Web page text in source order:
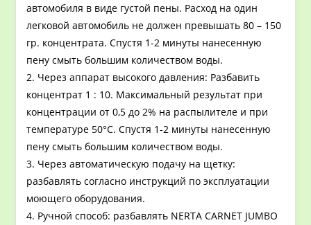
автомобиля в виде густой пены. Расход на один
легковой автомобиль не должен превышать 80 – 150
гр. концентрата. Спустя 1-2 минуты нанесенную
пену смыть большим количеством воды.
2. Через аппарат высокого давления: Разбавить
концентрат 1 : 10. Максимальный результат при
концентрации от 0,5 до 2% на распылителе и при
температуре 50°С. Спустя 1-2 минуты нанесенную
пену смыть большим количеством воды.
3. Через автоматическую подачу на щетку:
разбавлять согласно инструкций по эксплуатации
моющего оборудования.
4. Ручной способ: разбавлять NERTA CARNET JUMBO